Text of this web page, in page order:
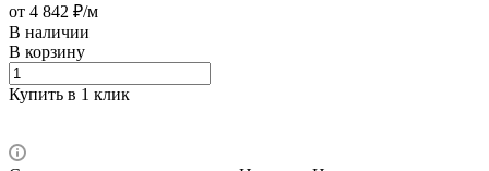
от 4 842 ₽/м
В наличии
В корзину
Купить в 1 клик